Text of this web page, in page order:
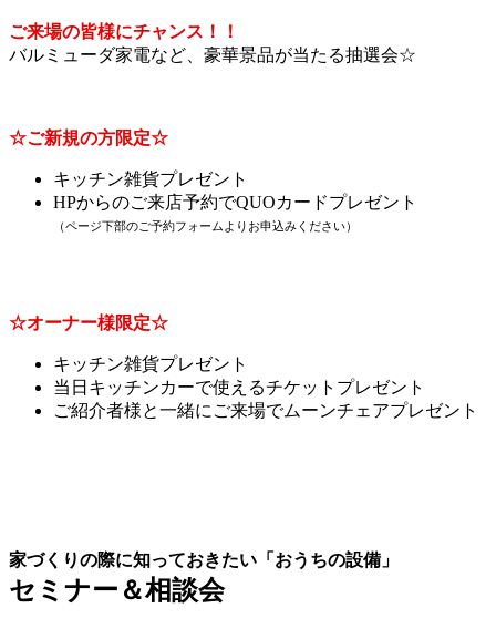
ご来場の皆様にチャンス！！
バルミューダ家電など、豪華景品が当たる抽選会☆
☆ご新規の方限定☆
キッチン雑貨プレゼント
HPからのご来店予約でQUOカードプレゼント
（ページ下部のご予約フォームよりお申込みください）
☆オーナー様限定☆
キッチン雑貨プレゼント
当日キッチンカーで使えるチケットプレゼント
ご紹介者様と一緒にご来場でムーンチェアプレゼント
家づくりの際に知っておきたい「おうちの設備」
セミナー＆相談会